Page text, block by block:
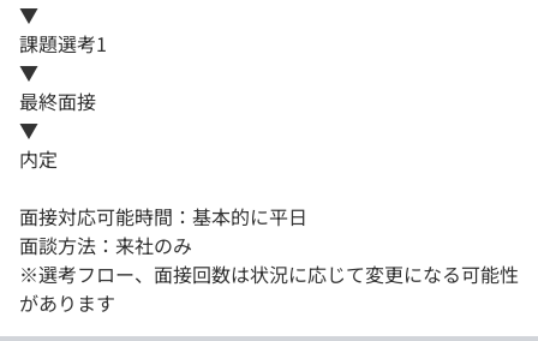
▼
課題選考1
▼
最終面接
▼
内定
面接対応可能時間：基本的に平日
面談方法：来社のみ
※選考フロー、面接回数は状況に応じて変更になる可能性
があります